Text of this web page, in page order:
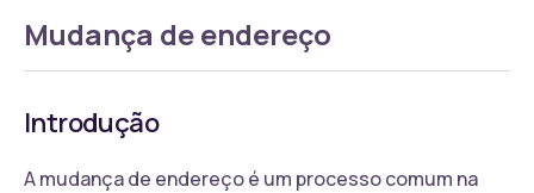
Mudança de endereço
Introdução
A mudança de endereço é um processo comum na